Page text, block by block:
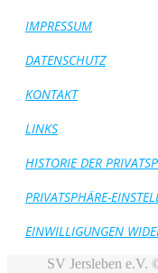
IMPRESSUM
DATENSCHUTZ
KONTAKT
LINKS
HISTORIE DER
PRIVATSPHÄRE-
EINWILLIGUNGEN
SV Jersleben e.V.